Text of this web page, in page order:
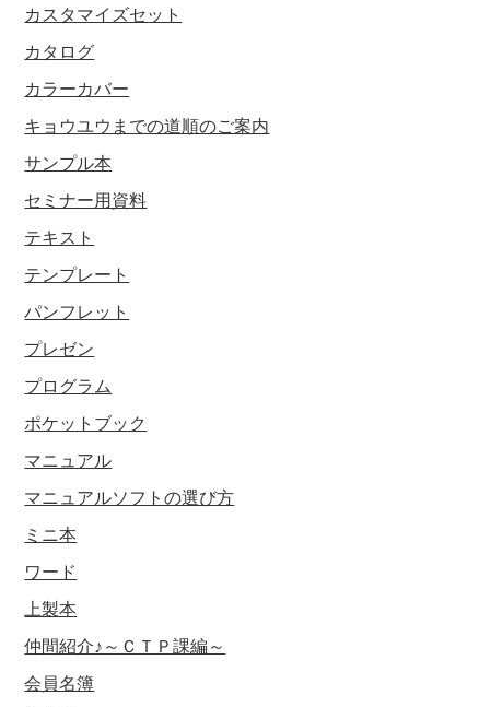
カスタマイズセット
カタログ
カラーカバー
キョウユウまでの道順のご案内
サンプル本
セミナー用資料
テキスト
テンプレート
パンフレット
プレゼン
プログラム
ポケットブック
マニュアル
マニュアルソフトの選び方
ミニ本
ワード
上製本
仲間紹介♪～ＣＴＰ課編～
会員名簿